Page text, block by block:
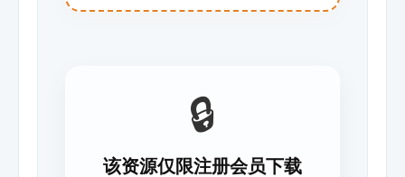
🔒
该资源仅限注册会员下载